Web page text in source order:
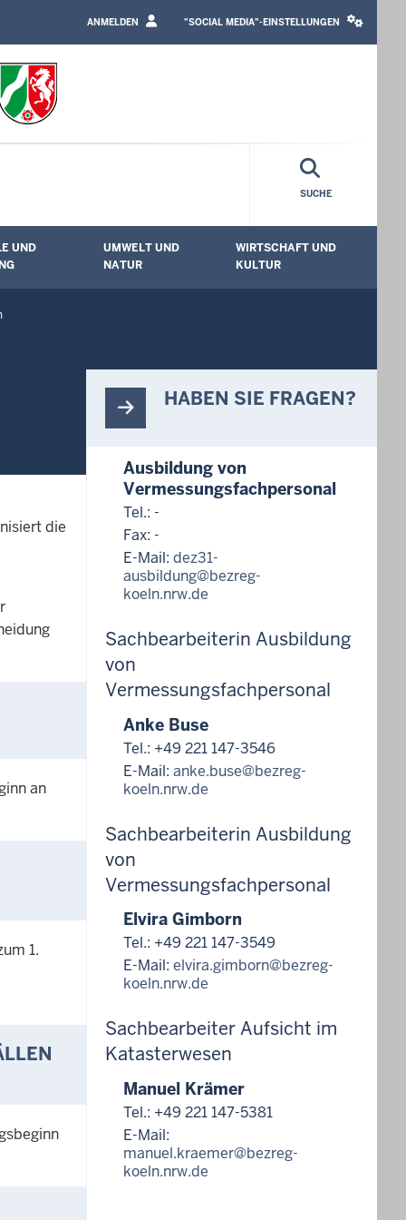
ANMELDEN
MEDIA
"SOCIAL MEDIA"-EINSTELLUNGEN
SUCHE
öffnen
UND
Untermenü öffnen
UMWELT UND
NATUR
Untermenü öffnen
WIRTSCHAFT UND
KULTUR
die
an
1.
HABEN SIE FRAGEN?
Ausbildung von
Vermessungsfachpersonal
Tel.: -
Fax: -
E-Mail: dez31-
ausbildung@bezreg-
koeln.nrw.de
Sachbearbeiterin Ausbildung
von
Vermessungsfachpersonal
Anke Buse
Tel.: +49 221 147-3546
E-Mail: anke.buse@bezreg-
koeln.nrw.de
Sachbearbeiterin Ausbildung
von
Vermessungsfachpersonal
Elvira Gimborn
Tel.: +49 221 147-3549
E-Mail: elvira.gimborn@bezreg-
koeln.nrw.de
Sachbearbeiter Aufsicht im
Katasterwesen
Manuel Krämer
Tel.: +49 221 147-5381
E-Mail:
manuel.kraemer@bezreg-
koeln.nrw.de